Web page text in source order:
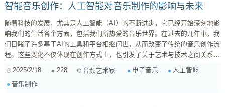
智能音乐创作：人工智能对音乐制作的影响与未来
随着科技的发展，尤其是人工智能（AI）的不断进步，它已经开始深刻地影
响我们的生活各个方面，包括我们所热爱的音乐世界。在过去的几年中，我
们目睹了许多基于AI的工具和平台相继问世，从而改变了传统的音乐创作流
程。这些变化不仅体现在创作方式上，也引发了关于艺术与技术之间关系的
曲创作。例如，一些程序可以学习经典歌曲的结构、旋律以及节奏，然后自
动生成新的曲子。这样的功能为独立音乐人提供了更多灵感来源，但同时也
2025/2/18 228 音频艺术家 电子音乐
人工智能
音乐制作